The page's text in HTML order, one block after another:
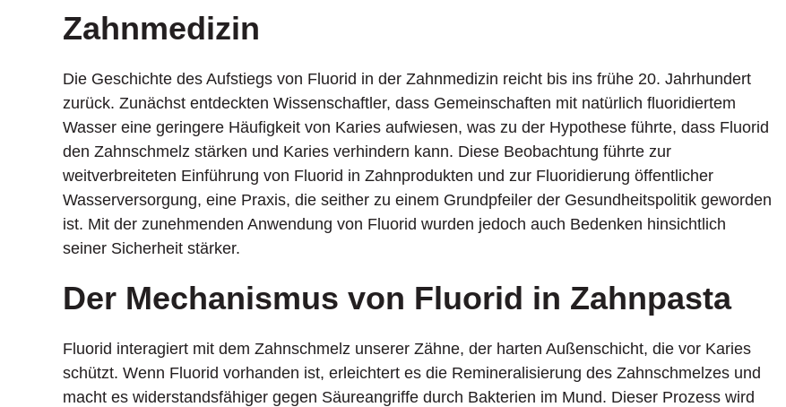
Zahnmedizin
Die Geschichte des Aufstiegs von Fluorid in der Zahnmedizin reicht bis ins frühe 20. Jahrhundert
zurück. Zunächst entdeckten Wissenschaftler, dass Gemeinschaften mit natürlich fluoridiertem
Wasser eine geringere Häufigkeit von Karies aufwiesen, was zu der Hypothese führte, dass Fluorid
den Zahnschmelz stärken und Karies verhindern kann. Diese Beobachtung führte zur
weitverbreiteten Einführung von Fluorid in Zahnprodukten und zur Fluoridierung öffentlicher
Wasserversorgung, eine Praxis, die seither zu einem Grundpfeiler der Gesundheitspolitik geworden
ist. Mit der zunehmenden Anwendung von Fluorid wurden jedoch auch Bedenken hinsichtlich
seiner Sicherheit stärker.
Der Mechanismus von Fluorid in Zahnpasta
Fluorid interagiert mit dem Zahnschmelz unserer Zähne, der harten Außenschicht, die vor Karies
schützt. Wenn Fluorid vorhanden ist, erleichtert es die Remineralisierung des Zahnschmelzes und
macht es widerstandsfähiger gegen Säureangriffe durch Bakterien im Mund. Dieser Prozess wird